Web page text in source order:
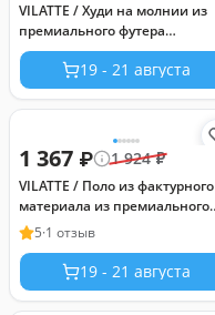
VILATTE / Худи на молнии из
премиального футера
трехнитки с начесом
19 - 21 августа
1 367 ₽ 1 924₽
VILATTE / Поло из фактурного
материала из премиального
хлопка
5·1 отзыв
19 - 21 августа